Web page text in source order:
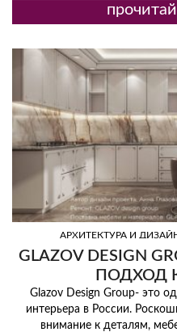
АРХИТЕКТУРА И
GLAZOV DESIGN
ПОДХОД
Glazov Design Group- это
интерьера в России.
внимание к деталям,